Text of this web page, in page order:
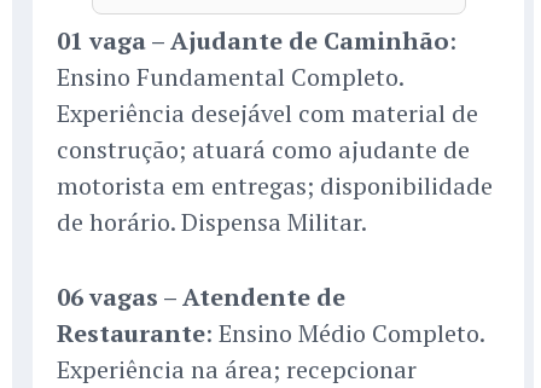
01 vaga – Ajudante de Caminhão:
Ensino Fundamental Completo.
Experiência desejável com material de
construção; atuará como ajudante de
motorista em entregas; disponibilidade
de horário. Dispensa Militar.
06 vagas – Atendente de
Restaurante: Ensino Médio Completo.
Experiência na área; recepcionar